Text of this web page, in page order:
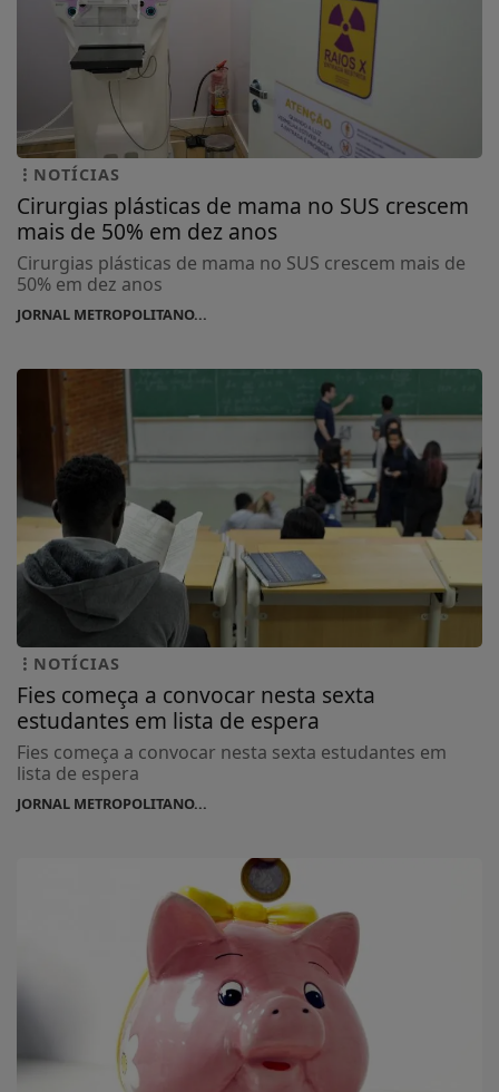
NOTÍCIAS
Cirurgias plásticas de mama no SUS crescem
mais de 50% em dez anos
Cirurgias plásticas de mama no SUS crescem mais de
50% em dez anos
JORNAL METROPOLITANO...
NOTÍCIAS
Fies começa a convocar nesta sexta
estudantes em lista de espera
Fies começa a convocar nesta sexta estudantes em
lista de espera
JORNAL METROPOLITANO...